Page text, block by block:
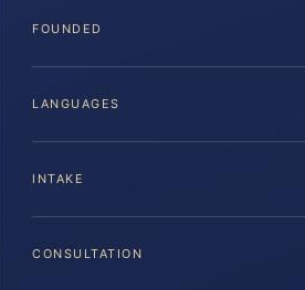
FOUNDED
LANGUAGES
INTAKE
CONSULTATION